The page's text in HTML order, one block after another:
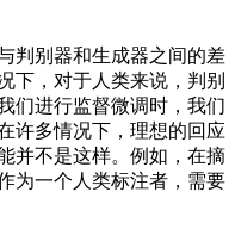
别器和生成器之间的差
下，对于人类来说，判别
们进行监督微调时，我们
许多情况下，理想的回应
并不是这样。例如，在摘
为一个人类标注者，需要